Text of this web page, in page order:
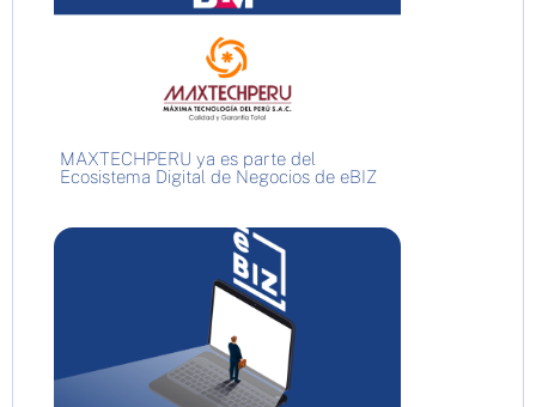
MAXTECHPERU ya es parte del
Ecosistema Digital de Negocios de eBIZ